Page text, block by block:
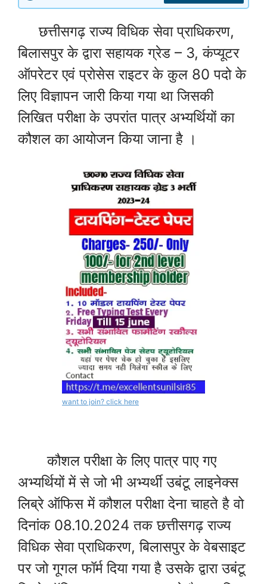
छत्तीसगढ़ राज्य विधिक सेवा प्राधिकरण,
बिलासपुर के द्वारा सहायक ग्रेड – 3, कंप्यूटर
ऑपरेटर एवं प्रोसेस राइटर के कुल 80 पदो के
लिए विज्ञापन जारी किया गया था जिसकी
लिखित परीक्षा के उपरांत पात्र अभ्यर्थियों का
कौशल का आयोजन किया जाना है ।
want to join? click here
कौशल परीक्षा के लिए पात्र पाए गए
अभ्यर्थियों में से जो भी अभ्यर्थी उबंटू लाइनेक्स
लिब्रे ऑफिस में कौशल परीक्षा देना चाहते है वो
दिनांक 08.10.2024 तक छत्तीसगढ़ राज्य
विधिक सेवा प्राधिकरण, बिलासपुर के वेबसाइट
पर जो गूगल फॉर्म दिया गया है उसके द्वारा उबंटू